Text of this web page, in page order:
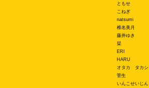
ともせ
こねぎ
natsumi
椎名美月
藤井ゆき
栞
ERI
HARU
オタカ タカシ
菅生
いんこせいじん